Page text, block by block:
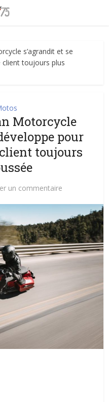
s’agrandit et se
client toujours plus
Motorcycle
pour
toujours
un commentaire